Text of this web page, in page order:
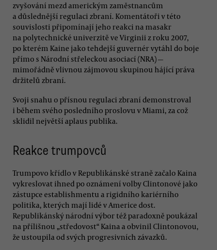
zvyšování mezd americkým zaměstnancům
a důslednější regulaci zbraní. Komentátoři v této
souvislosti připomínají jeho reakci na masakr
na polytechnické univerzitě ve Virginii z roku 2007,
po kterém Kaine jako tehdejší guvernér vytáhl do boje
přímo s Národní střeleckou asociací (NRA) —
mimořádně vlivnou zájmovou skupinou hájící práva
držitelů zbraní.
Svoji snahu o přísnou regulaci zbraní demonstroval
i během svého posledního proslovu v Miami, za což
sklidil největší aplaus publika.
Reakce trumpovců
Trumpovo křídlo v Republikánské straně začalo Kaina
vykreslovat ihned po oznámení volby Clintonové jako
zástupce establishmentu a rigidního kariérního
politika, kterých mají lidé v Americe dost.
Republikánský národní výbor též paradoxně poukázal
na přílišnou „středovost“ Kaina a obvinil Clintonovou,
že ustoupila od svých progresivních závazků.